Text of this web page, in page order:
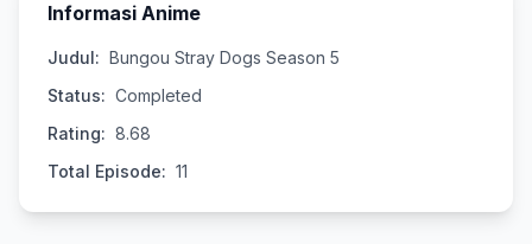
Informasi Anime
Judul: Bungou Stray Dogs Season 5
Status: Completed
Rating: 8.68
Total Episode: 11